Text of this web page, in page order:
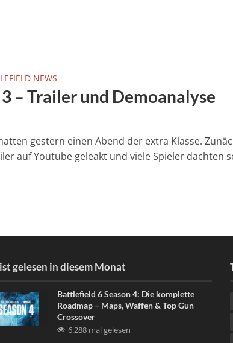
NEWS
– Trailer und Demoanalyse
gestern einen Abend der extra Klasse.
auf Youtube geleakt und viele Spieler dachten
gelesen in diesem Monat
Battlefield 6 Season 4: Die komplette
Roadmap – Maps, Waffen & Top Gun
Crossover
6.288 mal gelesen